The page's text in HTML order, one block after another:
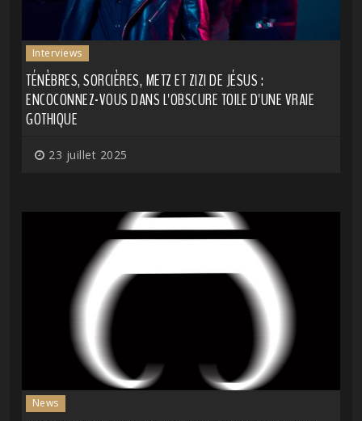
Interviews
TÉNÈBRES, SORCIÈRES, METZ ET ZIZI DE JÉSUS :
ENCOCONNEZ-VOUS DANS L'OBSCURE TOILE D'UNE VRAIE
GOTHIQUE
23 juillet 2025
News